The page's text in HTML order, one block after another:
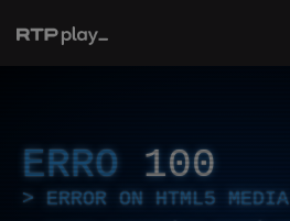
ERRO 100
ERROR ON HTML5